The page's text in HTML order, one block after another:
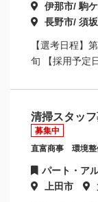
伊那市/ 駒
長野市/ 須
【選考日程
旬 【採用予定
清掃スタッ
募集中
直富商事 環境整
パート・ア
上田市